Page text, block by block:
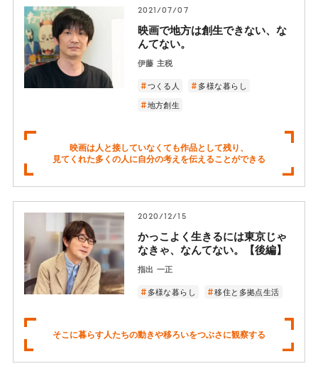
2021/07/07
映画で地方は創生できない、な
んてない。
伊藤 主税
つくる人 多様な暮らし
地方創生
映画は人と接していなくても作品として残り、
見てくれた多くの人に自分の考えを伝えることができる
2020/12/15
かっこよく生きるには東京じゃ
なきゃ、なんてない。【後編】
指出 一正
多様な暮らし 移住と多拠点生活
そこに暮らす人たちの動きや移ろいをつぶさに観察する